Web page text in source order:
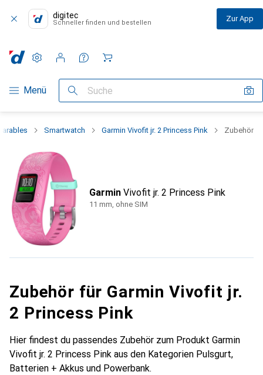
digitec
Schneller finden und bestellen Zur App
Navigation nach Kategorien
Menü Suche
Einstellungen
Kundenkonto
Vergleichslisten
Merklisten
Warenkorb
Smartwatch Garmin Vivofit jr. 2 Princess Pink Zubehör
Garmin Vivofit jr. 2 Princess Pink
11 mm, ohne SIM
Zubehör für Garmin Vivofit jr.
2 Princess Pink
Hier findest du passendes Zubehör zum Produkt Garmin
Vivofit jr. 2 Princess Pink aus den Kategorien Pulsgurt,
Batterien + Akkus und Powerbank.